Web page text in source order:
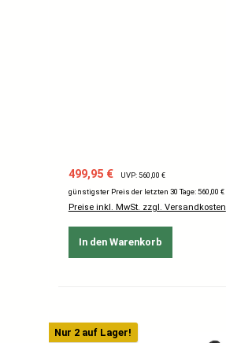
Verkaufspreis:
499,95 € Regulärer Preis:
UVP: 560,00 €
günstigster Preis der letzten 30 Tage: 560,00 €
Preise inkl. MwSt. zzgl. Versandkosten
In den Warenkorb
Nur 2 auf Lager!